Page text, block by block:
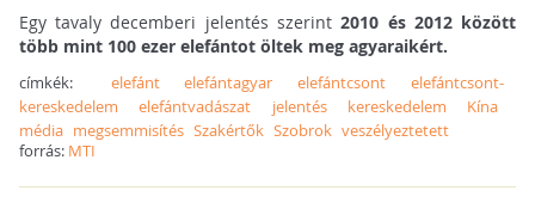
Egy tavaly decemberi jelentés szerint2010 és 2012 között
több mint 100 ezer elefántot öltek meg agyaraikért.
címkék: elefánt elefántagyar elefántcsont
elefántcsont-
kereskedelem
elefántvadászat jelentés kereskedelem
Kína
média megsemmisítés Szakértők Szobrok veszélyeztetett
forrás: MTI